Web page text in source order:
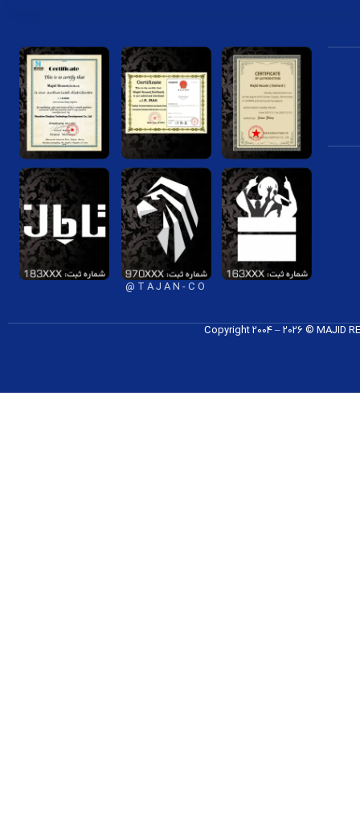
T A J A N - C O @
Copyright 2004 – 2026 © MAJID